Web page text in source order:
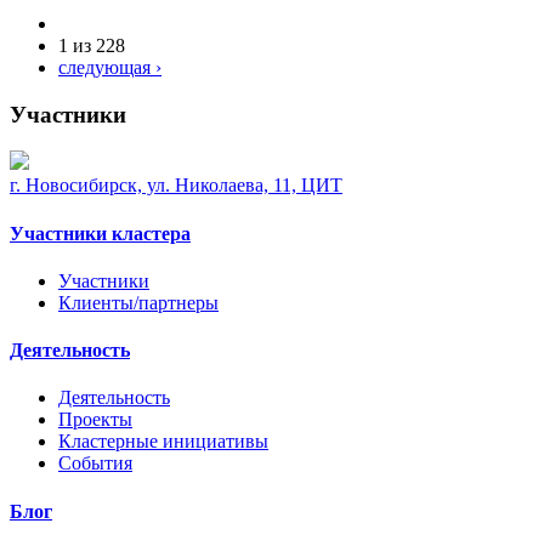
1 из 228
следующая ›
Участники
г. Новосибирск, ул. Николаева, 11, ЦИТ
Участники кластера
Участники
Клиенты/партнеры
Деятельность
Деятельность
Проекты
Кластерные инициативы
События
Блог